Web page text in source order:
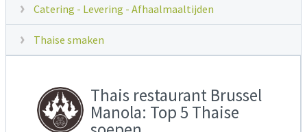
Catering - Levering - Afhaalmaaltijden
Thaise smaken
Thais restaurant Brussel
Manola: Top 5 Thaise